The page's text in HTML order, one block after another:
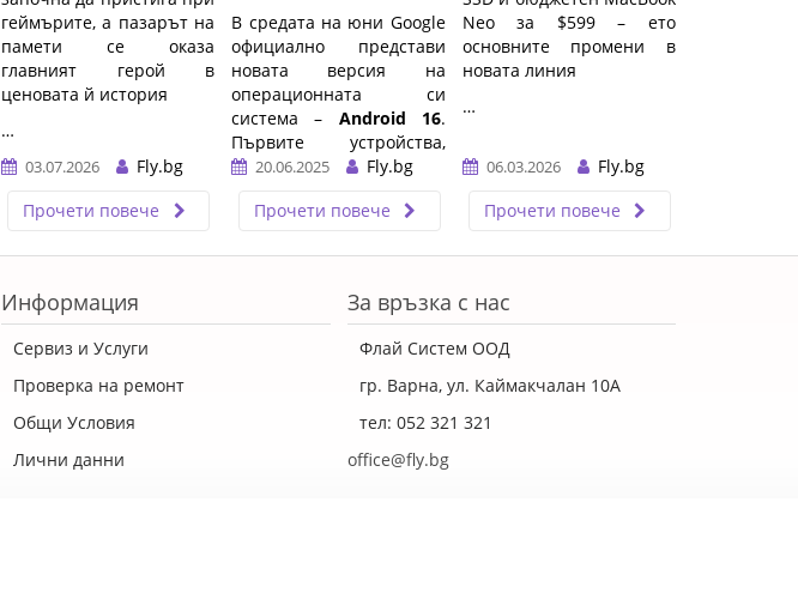
геймърите, а пазарът на
памети се оказа
главният герой в
ценовата й история
…
03.07.2026
Fly.bg
Прочети повече
В средата на юни Google
официално представи
новата версия на
операционната си
система – Android 16.
Първите устройства,
които я получиха, са Pixel
паралелно с това
тестове на своята
базирана на Android 16.
20.06.2025
Fly.bg
Прочети повече
Neo за $599 – ето
основните промени в
новата линия
…
06.03.2026
Fly.bg
Прочети повече
Информация
Сервиз и Услуги
Проверка на ремонт
Общи Условия
Лични данни
За връзка с нас
Флай Систем ООД
гр. Варна, ул. Каймакчалан 10А
тел: 052 321 321
office@fly.bg